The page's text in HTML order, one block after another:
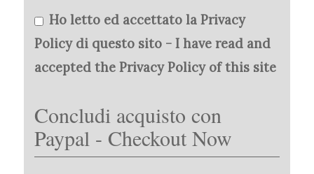
Ho letto ed accettato la Privacy
Policy di questo sito - I have read and
accepted the Privacy Policy of this site
Concludi acquisto con
Paypal - Checkout Now